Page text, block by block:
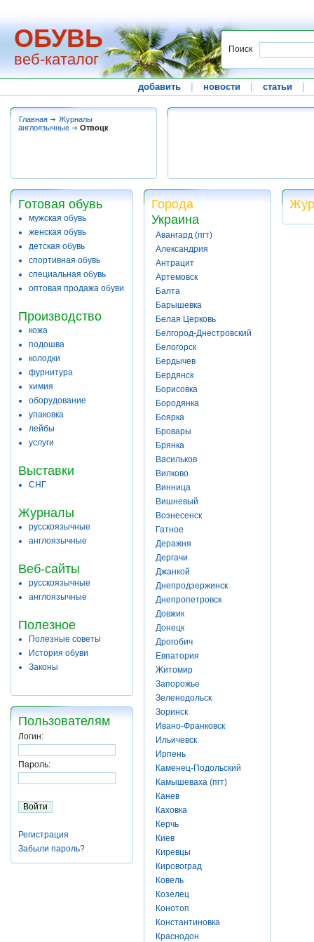
ОБУВЬ
веб-каталог
Поиск
добавить новости статьи
Главная
Журналы
англоязычные
Отвоцк
Готовая обувь
мужская обувь
женская обувь
детская обувь
спортивная обувь
специальная обувь
оптовая продажа обуви
Производство
кожа
подошва
колодки
фурнитура
химия
оборудование
упаковка
лейбы
услуги
Выставки
СНГ
Журналы
русскоязычные
англоязычные
Веб-сайты
русскоязычные
англоязычные
Полезное
Полезные советы
История обуви
Законы
Пользователям
Логин:
Пароль:
Регистрация
Забыли пароль?
Города
Украина
Авангард (пгт)
Александрия
Антрацит
Артемовск
Балта
Барышевка
Белая Церковь
Белгород-Днестровский
Белогорск
Бердычев
Бердянск
Борисовка
Бородянка
Боярка
Бровары
Брянка
Васильков
Вилково
Винница
Вишневый
Вознесенск
Гатное
Деражня
Дергачи
Джанкой
Днепродзержинск
Днепропетровск
Довжик
Донецк
Дрогобич
Евпатория
Житомир
Запорожье
Зеленодольск
Зоринск
Ивано-Франковск
Ильичевск
Ирпень
Каменец-Подольский
Камышеваха (пгт)
Канев
Каховка
Керчь
Киев
Киревцы
Кировоград
Ковель
Козелец
Конотоп
Константиновка
Краснодон